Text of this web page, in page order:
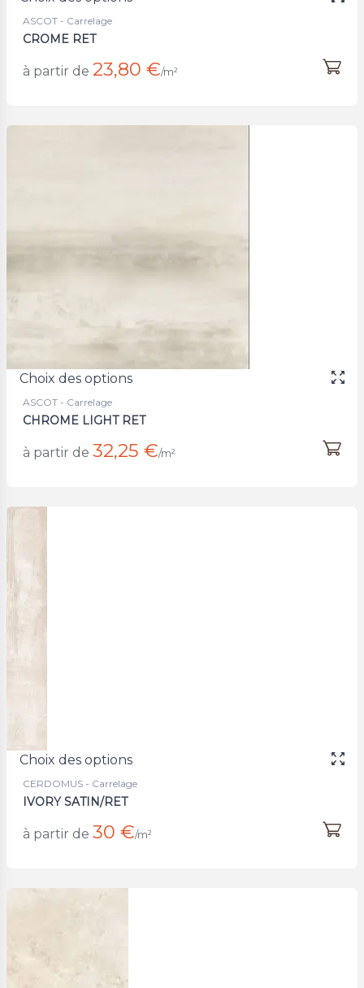
ASCOT - Carrelage
CROME RET
à partir de 23,80 €/m²
Choix des options
ASCOT - Carrelage
CHROME LIGHT RET
à partir de 32,25 €/m²
Choix des options
CERDOMUS - Carrelage
IVORY SATIN/RET
à partir de 30 €/m²